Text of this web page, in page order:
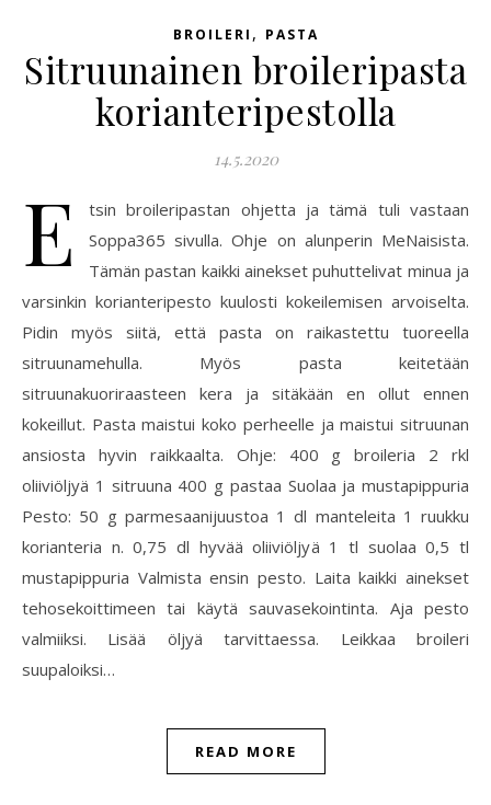
BROILERI , PASTA
Sitruunainen broileripasta
korianteripestolla
14.5.2020
E
tsin broileripastan ohjetta ja tämä tuli vastaan
Soppa365 sivulla. Ohje on alunperin MeNaisista.
Tämän pastan kaikki ainekset puhuttelivat minua ja
varsinkin korianteripesto kuulosti kokeilemisen arvoiselta.
Pidin myös siitä, että pasta on raikastettu tuoreella
sitruunamehulla. Myös pasta keitetään
sitruunakuoriraasteen kera ja sitäkään en ollut ennen
kokeillut. Pasta maistui koko perheelle ja maistui sitruunan
ansiosta hyvin raikkaalta. Ohje: 400 g broileria 2 rkl
oliiviöljyä 1 sitruuna 400 g pastaa Suolaa ja mustapippuria
Pesto: 50 g parmesaanijuustoa 1 dl manteleita 1 ruukku
korianteria n. 0,75 dl hyvää oliiviöljyä 1 tl suolaa 0,5 tl
mustapippuria Valmista ensin pesto. Laita kaikki ainekset
tehosekoittimeen tai käytä sauvasekointinta. Aja pesto
valmiiksi. Lisää öljyä tarvittaessa. Leikkaa broileri
suupaloiksi…
READ MORE